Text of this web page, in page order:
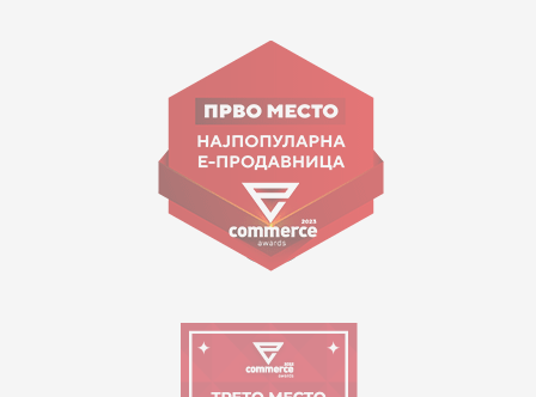
ул. Гоце Николовски бр.74 Скопје
contact@mytime.mk
Работно време:
09:00 до 17:00